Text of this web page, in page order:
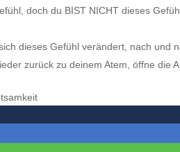
doch du BIST NICHT dieses
dieses Gefühl verändert, nach und
zurück zu deinem Atem, öffne die